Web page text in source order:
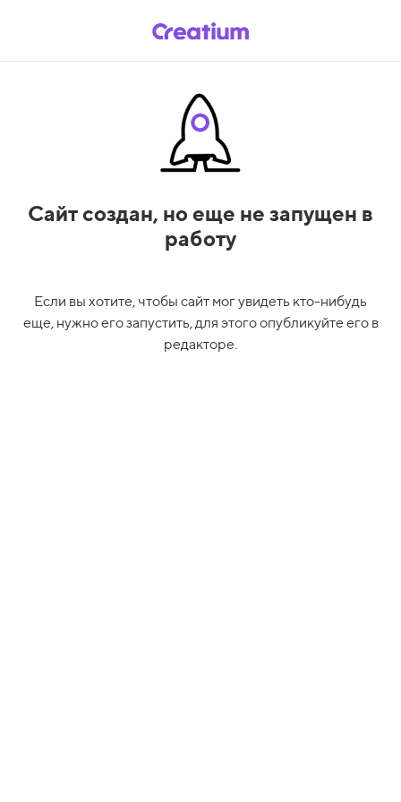
Сайт создан, но еще не запущен в
работу
Если вы хотите, чтобы сайт мог увидеть кто-нибудь
еще, нужно его запустить, для этого опубликуйте его в
редакторе.